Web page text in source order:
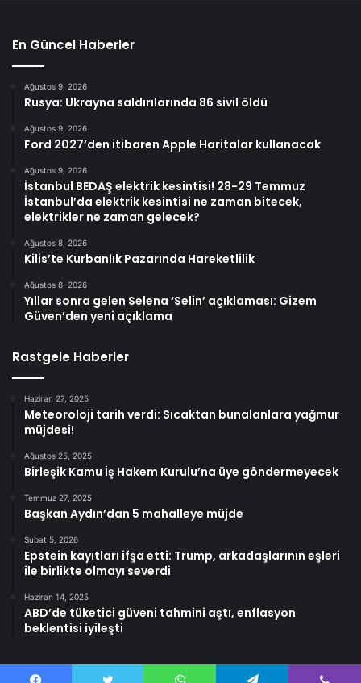
En Güncel Haberler
Ağustos 9, 2026
Rusya: Ukrayna saldırılarında 86 sivil öldü
Ağustos 9, 2026
Ford 2027’den itibaren Apple Haritalar kullanacak
Ağustos 9, 2026
İstanbul BEDAŞ elektrik kesintisi! 28-29 Temmuz
İstanbul’da elektrik kesintisi ne zaman bitecek,
elektrikler ne zaman gelecek?
Ağustos 8, 2026
Kilis’te Kurbanlık Pazarında Hareketlilik
Ağustos 8, 2026
Yıllar sonra gelen Selena ‘Selin’ açıklaması: Gizem
Güven’den yeni açıklama
Rastgele Haberler
Haziran 27, 2025
Meteoroloji tarih verdi: Sıcaktan bunalanlara yağmur
müjdesi!
Ağustos 25, 2025
Birleşik Kamu İş Hakem Kurulu’na üye göndermeyecek
Temmuz 27, 2025
Başkan Aydın’dan 5 mahalleye müjde
Şubat 5, 2026
Epstein kayıtları ifşa etti: Trump, arkadaşlarının eşleri
ile birlikte olmayı severdi
Haziran 14, 2025
ABD’de tüketici güveni tahmini aştı, enflasyon
beklentisi iyileşti